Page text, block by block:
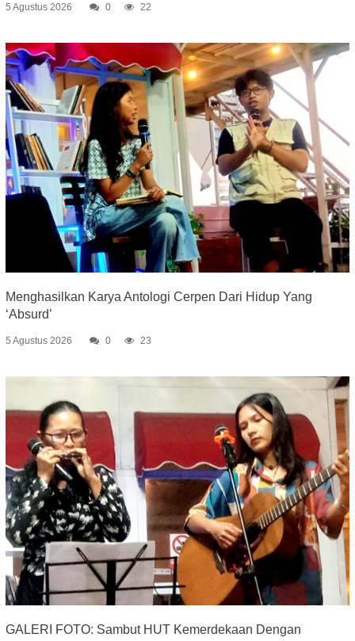
5 Agustus 2026 0 22
Menghasilkan Karya Antologi Cerpen Dari Hidup Yang
‘Absurd’
5 Agustus 2026 0 23
GALERI FOTO: Sambut HUT Kemerdekaan Dengan